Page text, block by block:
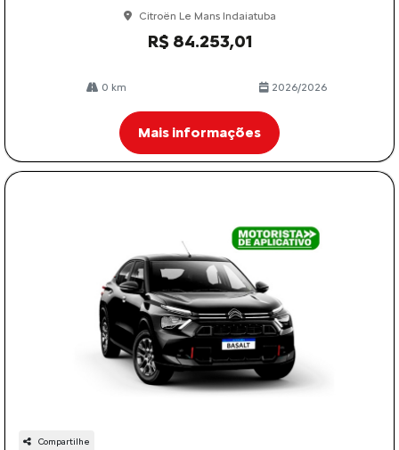
Citroën Le Mans Indaiatuba
R$ 84.253,01
0 km 2026/2026
Mais informações
Compartilhe